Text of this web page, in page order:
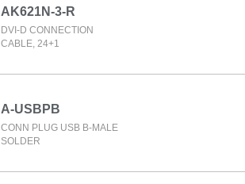
AK621N-3-R
DVI-D CONNECTION
CABLE, 24+1
A-USBPB
CONN PLUG USB B-MALE
SOLDER